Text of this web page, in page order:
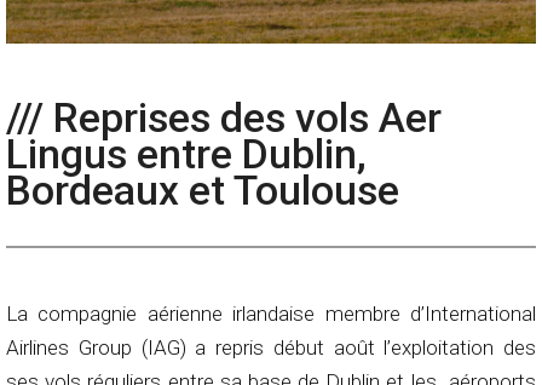
/// Reprises des vols Aer
Lingus entre Dublin,
Bordeaux et Toulouse
La compagnie aérienne irlandaise membre d’International
Airlines Group (IAG) a repris début août l’exploitation des